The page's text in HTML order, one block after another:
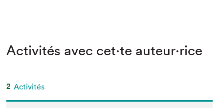
Activités avec cet·te auteur·rice
2 Activités